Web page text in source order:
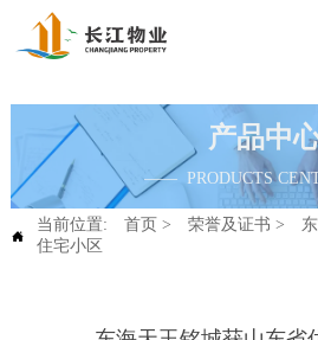
产品中
—— PRODUCTS

当前位置: 首页 > 荣誉及证书 >
住宅小区